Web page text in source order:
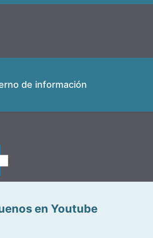
de información
en Youtube